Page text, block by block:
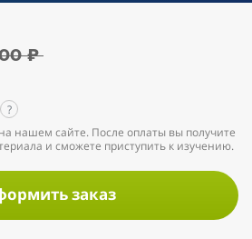
₽
?
нашем сайте. После оплаты вы получите
и сможете приступить к изучению.
заказ